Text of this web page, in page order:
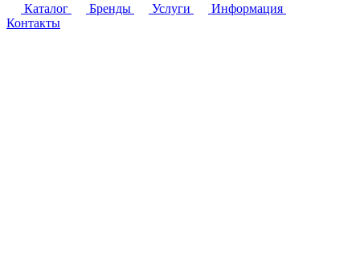
Каталог
Бренды Услуги
Информация
Контакты